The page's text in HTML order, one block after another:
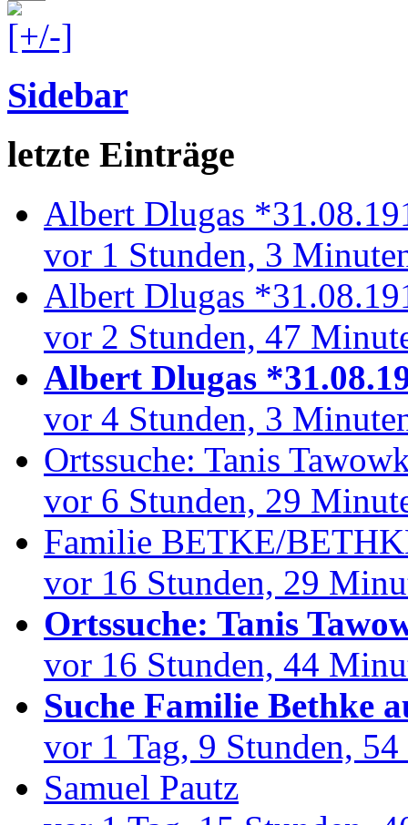
Sidebar
letzte Einträge
Albert Dlugas
vor 1 Stunden, 3
Albert Dlugas
vor 2 Stunden, 47
Albert Dlugas
vor 4 Stunden, 3
Ortssuche: Tanis
vor 6 Stunden, 29
Familie BETKE/
vor 16 Stunden, 29
Ortssuche: Tanis
vor 16 Stunden, 44
Suche Familie Bethke
vor 1 Tag, 9 Stunden,
Samuel Pautz